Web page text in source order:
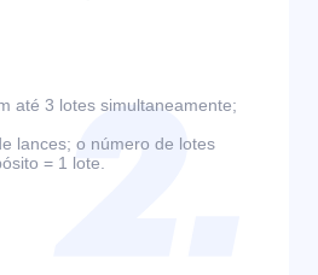
até 3 lotes simultaneamente;
lances; o número de lotes
= 1 lote.